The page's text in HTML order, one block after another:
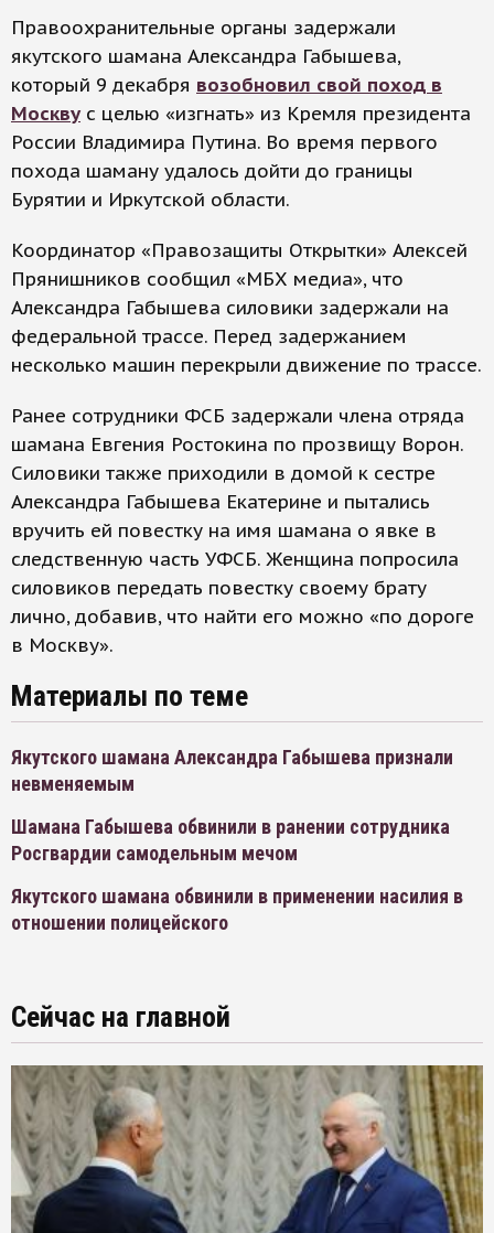
Правоохранительные органы задержали
якутского шамана Александра Габышева,
который 9 декабря возобновил свой поход в
Москвус целью «изгнать» из Кремля президента
России Владимира Путина. Во время первого
похода шаману удалось дойти до границы
Бурятии и Иркутской области.
Координатор «Правозащиты Открытки» Алексей
Прянишников сообщил «МБХ медиа», что
Александра Габышева силовики задержали на
федеральной трассе. Перед задержанием
несколько машин перекрыли движение по трассе.
Ранее сотрудники ФСБ задержали члена отряда
шамана Евгения Ростокина по прозвищу Ворон.
Силовики также приходили в домой к сестре
Александра Габышева Екатерине и пытались
вручить ей повестку на имя шамана о явке в
следственную часть УФСБ. Женщина попросила
силовиков передать повестку своему брату
лично, добавив, что найти его можно «по дороге
в Москву».
Материалы по теме
Якутского шамана Александра Габышева признали
невменяемым
Шамана Габышева обвинили в ранении сотрудника
Росгвардии самодельным мечом
Якутского шамана обвинили в применении насилия в
отношении полицейского
Сейчас на главной